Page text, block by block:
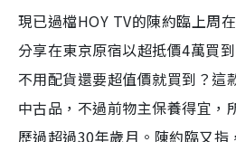
現已過檔HOY TV的陳約臨上周
分享在東京原宿以超抵價4萬買
不用配貨還要超值價就買到？這
中古品，不過前物主保養得宜，
歷過超過30年歲月。陳約臨又指